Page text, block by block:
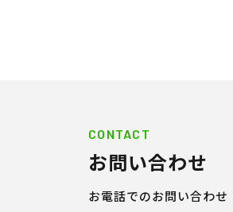
CONTACT
お問い合わせ
お電話でのお問い合わせ